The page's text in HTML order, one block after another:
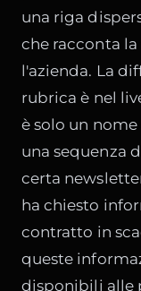
una riga
che racconta
l'azienda. La
rubrica è nel
è solo un
una sequenza
certa
ha chiesto
contratto in
queste
disponibili alle